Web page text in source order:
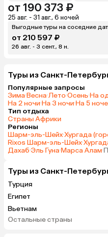
от 190 373 ₽
25 авг. - 31 авг., 6 ночей
Выгодные туры на соседние
от 210 597 ₽
26 авг. - 3 сент., 8 н.
Туры из Санкт-
Популярные запросы
Зима·Весна·Лето·Осень·На
На 2 ночи·На 3 ночи·На 5
Тип отдыха
Страны Африки
Регионы
Шарм-эль-Шейх·Хургада
Rixos Шарм-эль-Шейх·
Дахаб·Эль Гуна·Марса Алам·
Туры из Санкт-
Турция
Египет
Вьетнам
Мальдивы
Остальные страны